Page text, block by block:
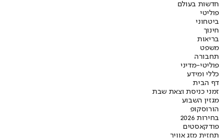
חדשות בעולם
פוליטי
ביטחוני
חינוך
בריאות
משפט
תחבורה
פוליטי-מדיני
כללי ומידע
דף הבית
זמני כניסת וצאת שבת
מגזין השבוע
הורוסקופ
בחירות 2026
פודקאסטים
תחזית מזג אוויר